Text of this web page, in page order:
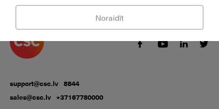
support@csc.lv 8844
sales@csc.lv +37167780000
Noraidīt